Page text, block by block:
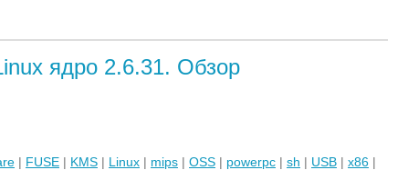
ядро 2.6.31. Обзор
| FUSE | KMS | Linux | mips | OSS | powerpc | sh | USB | x86 |